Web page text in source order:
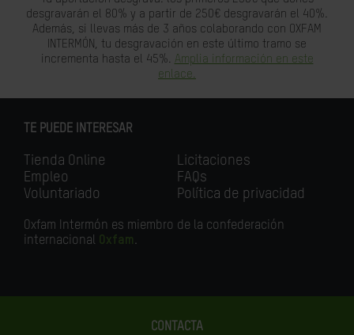
desgravarán el 80% y a partir de 250€ desgravarán el 40%.
Además, si llevas más de 3 años colaborando con OXFAM
INTERMÓN, tu desgravación en este último tramo se
incrementa hasta el 45%. Amplia información en este
enlace.
TE PUEDE INTERESAR
Tienda Online
Empleo
Voluntariado
Licitaciones
FAQs
Política de privacidad
Oxfam Intermón es miembro de la confederación
internacional Oxfam.
CONTACTA